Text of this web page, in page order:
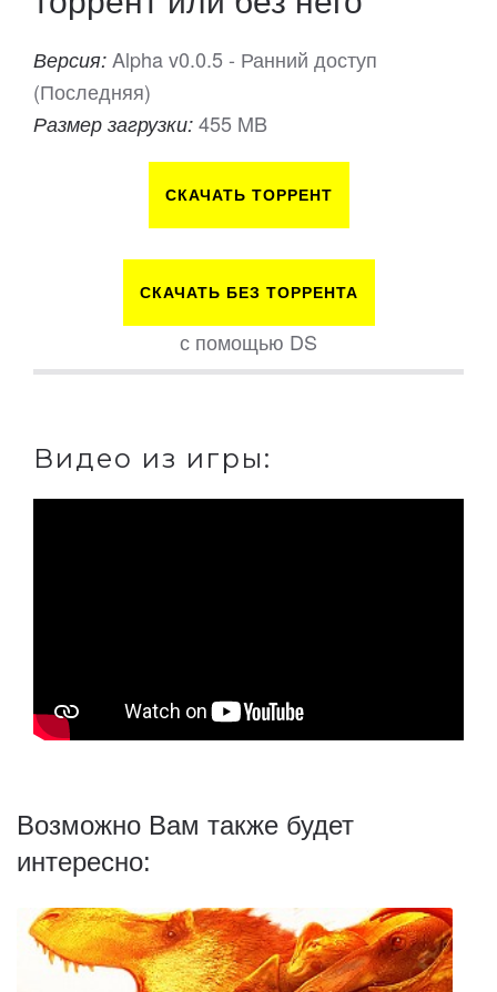
Версия: Alpha v0.0.5 - Ранний доступ
(Последняя)
Размер загрузки: 455 MB
СКАЧАТЬ ТОРРЕНТ
СКАЧАТЬ БЕЗ ТОРРЕНТА
с помощью DS
Видео из игры:
Возможно Вам также будет
интересно: